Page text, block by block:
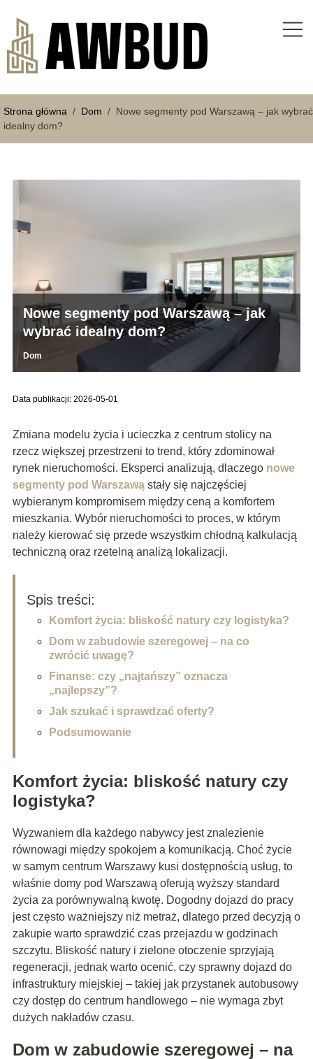
Strona główna / Dom / Nowe segmenty pod Warszawą – jak wybrać
idealny dom?
Nowe segmenty pod Warszawą – jak
wybrać idealny dom?
Dom
Data publikacji: 2026-05-01
Zmiana modelu życia i ucieczka z centrum stolicy na
rzecz większej przestrzeni to trend, który zdominował
rynek nieruchomości. Eksperci analizują, dlaczego nowe
segmenty pod Warszawąstały się najczęściej
wybieranym kompromisem między ceną a komfortem
mieszkania. Wybór nieruchomości to proces, w którym
należy kierować się przede wszystkim chłodną kalkulacją
techniczną oraz rzetelną analizą lokalizacji.
Spis treści:
Komfort życia: bliskość natury czy logistyka?
Dom w zabudowie szeregowej – na co
zwrócić uwagę?
Finanse: czy „najtańszy” oznacza
„najlepszy”?
Jak szukać i sprawdzać oferty?
Podsumowanie
Komfort życia: bliskość natury czy
logistyka?
Wyzwaniem dla każdego nabywcy jest znalezienie
równowagi między spokojem a komunikacją. Choć życie
w samym centrum Warszawy kusi dostępnością usług, to
właśnie domy pod Warszawą oferują wyższy standard
życia za porównywalną kwotę. Dogodny dojazd do pracy
jest często ważniejszy niż metraż, dlatego przed decyzją o
zakupie warto sprawdzić czas przejazdu w godzinach
szczytu. Bliskość natury i zielone otoczenie sprzyjają
regeneracji, jednak warto ocenić, czy sprawny dojazd do
infrastruktury miejskiej – takiej jak przystanek autobusowy
czy dostęp do centrum handlowego – nie wymaga zbyt
dużych nakładów czasu.
Dom w zabudowie szeregowej – na